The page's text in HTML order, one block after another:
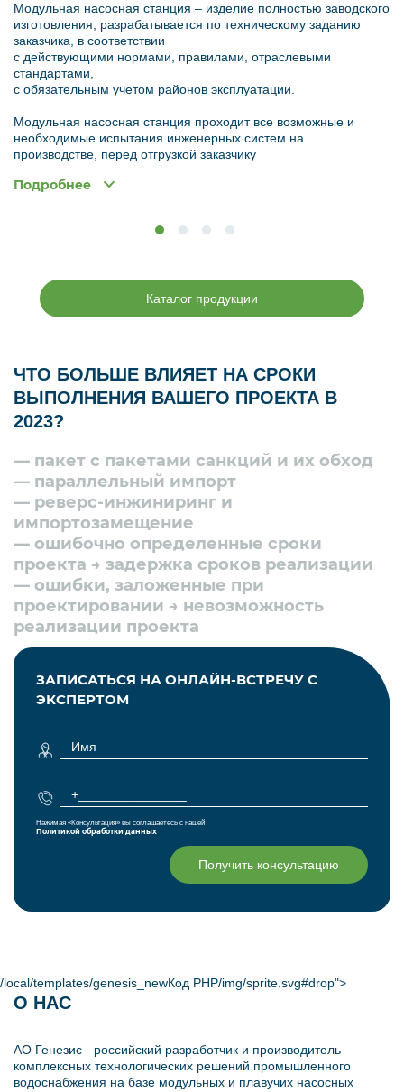
Модульная насосная станция – изделие полностью заводского
изготовления, разрабатывается по техническому заданию
заказчика, в соответствии
с действующими нормами, правилами, отраслевыми
стандартами,
с обязательным учетом районов эксплуатации.
Модульная насосная станция проходит все возможные и
необходимые испытания инженерных систем на
производстве, перед отгрузкой заказчику
Основные технические характеристики
Насос Wilo Drain MTS 40/39
2 штуки
Потребляемая мощность
всей станции
Подробнее
Каталог продукции
ЧТО БОЛЬШЕ ВЛИЯЕТ НА СРОКИ
ВЫПОЛНЕНИЯ ВАШЕГО ПРОЕКТА В
2023?
— пакет с пакетами санкций и их обход
— параллельный импорт
— реверс-инжиниринг и
импортозамещение
— ошибочно определенные сроки
проекта → задержка сроков реализации
— ошибки, заложенные при
проектировании → невозможность
реализации проекта
ЗАПИСАТЬСЯ НА ОНЛАЙН-ВСТРЕЧУ С
ЭКСПЕРТОМ
Нажимая «Консультация» вы соглашаетесь с нашей
Политикой обработки данных
Получить консультацию
/local/templates/genesis_newКод PHP/img/sprite.svg#drop">
О НАС
АО Генезис - российский разработчик и производитель
комплексных технологических решений промышленного
водоснабжения на базе модульных и плавучих насосных